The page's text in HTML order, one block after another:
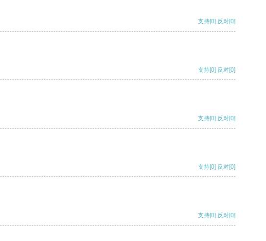
支持[0] 反对[0]
支持[0] 反对[0]
支持[0] 反对[0]
支持[0] 反对[0]
支持[0] 反对[0]